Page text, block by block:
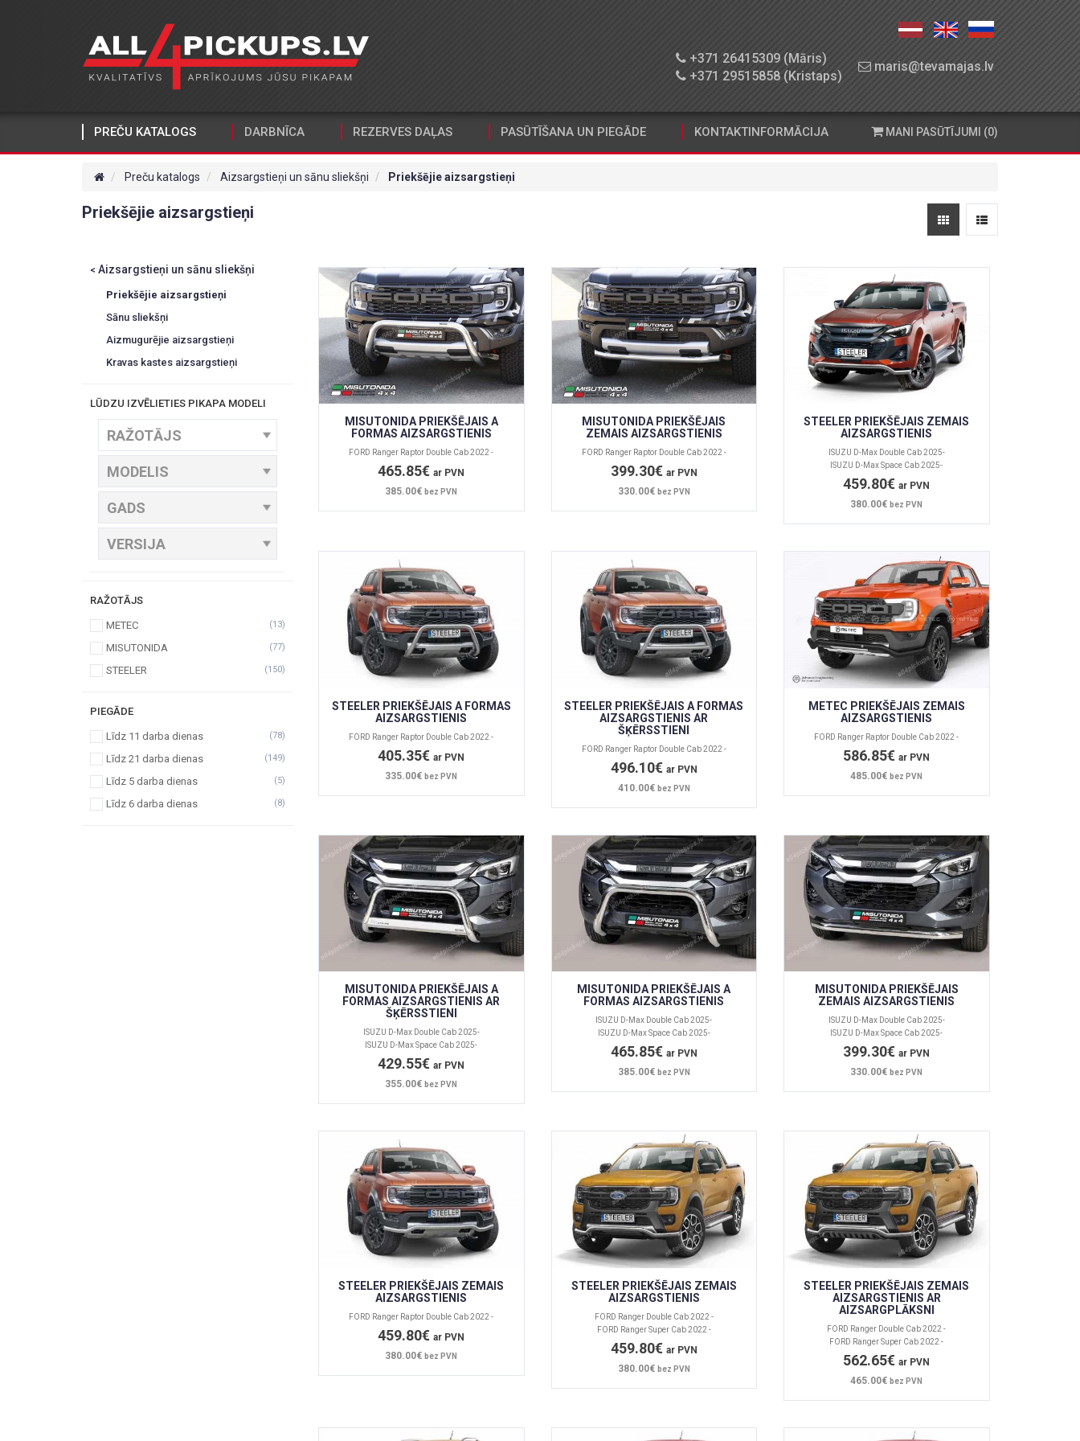
+371 26415309 (Māris)
+371 29515858 (Kristaps)
maris@tevamajas.lv
PREČU KATALOGS DARBNĪCA REZERVES DAĻAS PASŪTĪŠANA UN PIEGĀDE KONTAKTINFORMĀCIJA MANI PASŪTĪJUMI (0)
Preču katalogs Aizsargstieņi un sānu sliekšņi Priekšējie aizsargstieņi
Priekšējie aizsargstieņi
< Aizsargstieņi un sānu sliekšņi
Priekšējie aizsargstieņi
Sānu sliekšņi
Aizmugurējie aizsargstieņi
Kravas kastes aizsargstieņi
LŪDZU IZVĒLIETIES PIKAPA MODELI
RAŽOTĀJS
METEC (13)
MISUTONIDA (77)
STEELER (150)
PIEGĀDE
Līdz 11 darba dienas (78)
Līdz 21 darba dienas (149)
Līdz 5 darba dienas (5)
Līdz 6 darba dienas (8)
MISUTONIDA PRIEKŠĒJAIS A
FORMAS AIZSARGSTIENIS
FORD Ranger Raptor Double Cab 2022 -
465.85€ar PVN
385.00€bez PVN
MISUTONIDA PRIEKŠĒJAIS
ZEMAIS AIZSARGSTIENIS
FORD Ranger Raptor Double Cab 2022 -
399.30€ ar PVN
330.00€ bez PVN
STEELER PRIEKŠĒJAIS ZEMAIS
AIZSARGSTIENIS
ISUZU D-Max Double Cab 2025-
ISUZU D-Max Space Cab 2025-
459.80€ar PVN
380.00€bez PVN
STEELER PRIEKŠĒJAIS A FORMAS
AIZSARGSTIENIS
FORD Ranger Raptor Double Cab 2022 -
405.35€ar PVN
335.00€bez PVN
STEELER PRIEKŠĒJAIS A FORMAS
AIZSARGSTIENIS AR
ŠĶĒRSSTIENI
FORD Ranger Raptor Double Cab 2022 -
496.10€ ar PVN
410.00€ bez PVN
METEC PRIEKŠĒJAIS ZEMAIS
AIZSARGSTIENIS
FORD Ranger Raptor Double Cab 2022 -
586.85€ar PVN
485.00€bez PVN
MISUTONIDA PRIEKŠĒJAIS A
FORMAS AIZSARGSTIENIS AR
ŠĶĒRSSTIENI
ISUZU D-Max Double Cab 2025-
ISUZU D-Max Space Cab 2025-
429.55€ar PVN
355.00€bez PVN
MISUTONIDA PRIEKŠĒJAIS A
FORMAS AIZSARGSTIENIS
ISUZU D-Max Double Cab 2025-
ISUZU D-Max Space Cab 2025-
465.85€ ar PVN
385.00€ bez PVN
MISUTONIDA PRIEKŠĒJAIS
ZEMAIS AIZSARGSTIENIS
ISUZU D-Max Double Cab 2025-
ISUZU D-Max Space Cab 2025-
399.30€ar PVN
330.00€bez PVN
STEELER PRIEKŠĒJAIS ZEMAIS
AIZSARGSTIENIS
FORD Ranger Raptor Double Cab 2022 -
459.80€ar PVN
380.00€bez PVN
STEELER PRIEKŠĒJAIS ZEMAIS
AIZSARGSTIENIS
FORD Ranger Double Cab 2022 -
FORD Ranger Super Cab 2022 -
459.80€ ar PVN
380.00€ bez PVN
STEELER PRIEKŠĒJAIS ZEMAIS
AIZSARGSTIENIS AR
AIZSARGPLĀKSNI
FORD Ranger Double Cab 2022 -
FORD Ranger Super Cab 2022 -
562.65€ar PVN
465.00€bez PVN